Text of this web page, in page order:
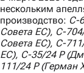
нескольким
производство: C-
Совета ЕС), C-
Совета ЕС), C-
ЕС), C-35/24 P
111/24 P(Герман